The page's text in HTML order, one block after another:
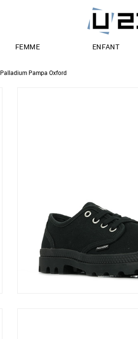
FEMME ENFANT
Palladium Pampa Oxford